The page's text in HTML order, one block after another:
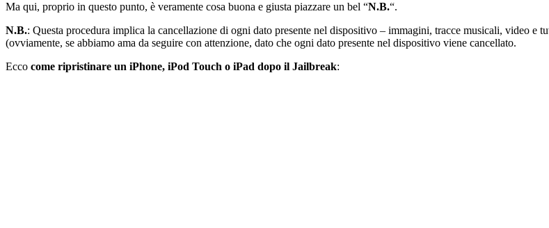
Ma qui, proprio in questo punto, è veramente cosa buona e giusta piazzare un bel “N.B.“.
N.B.: Questa procedura implica la cancellazione di ogni dato presente nel dispositivo – immagini, tracce musicali, video
(ovviamente, se abbiamo ama da seguire con attenzione, dato che ogni dato presente nel dispositivo viene cancellato.
Ecco come ripristinare un iPhone, iPod Touch o iPad dopo il Jailbreak: